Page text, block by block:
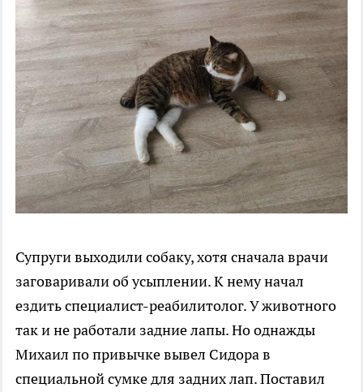
Супруги выходили собаку, хотя сначала врачи
заговаривали об усыплении. К нему начал
ездить специалист-реабилитолог. У животного
так и не работали задние лапы. Но однажды
Михаил по привычке вывел Сидора в
специальной сумке для задних лап. Поставил